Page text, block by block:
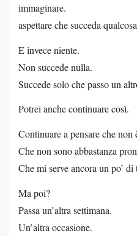
immaginare.
aspettare che succeda
E invece niente.
Non succede nulla.
Succede solo che passo un
Potrei anche continuare così.
Continuare a pensare che
Che non sono abbastanza
Che mi serve ancora un po’ di
Ma poi?
Passa un’altra settimana.
Un’altra occasione.